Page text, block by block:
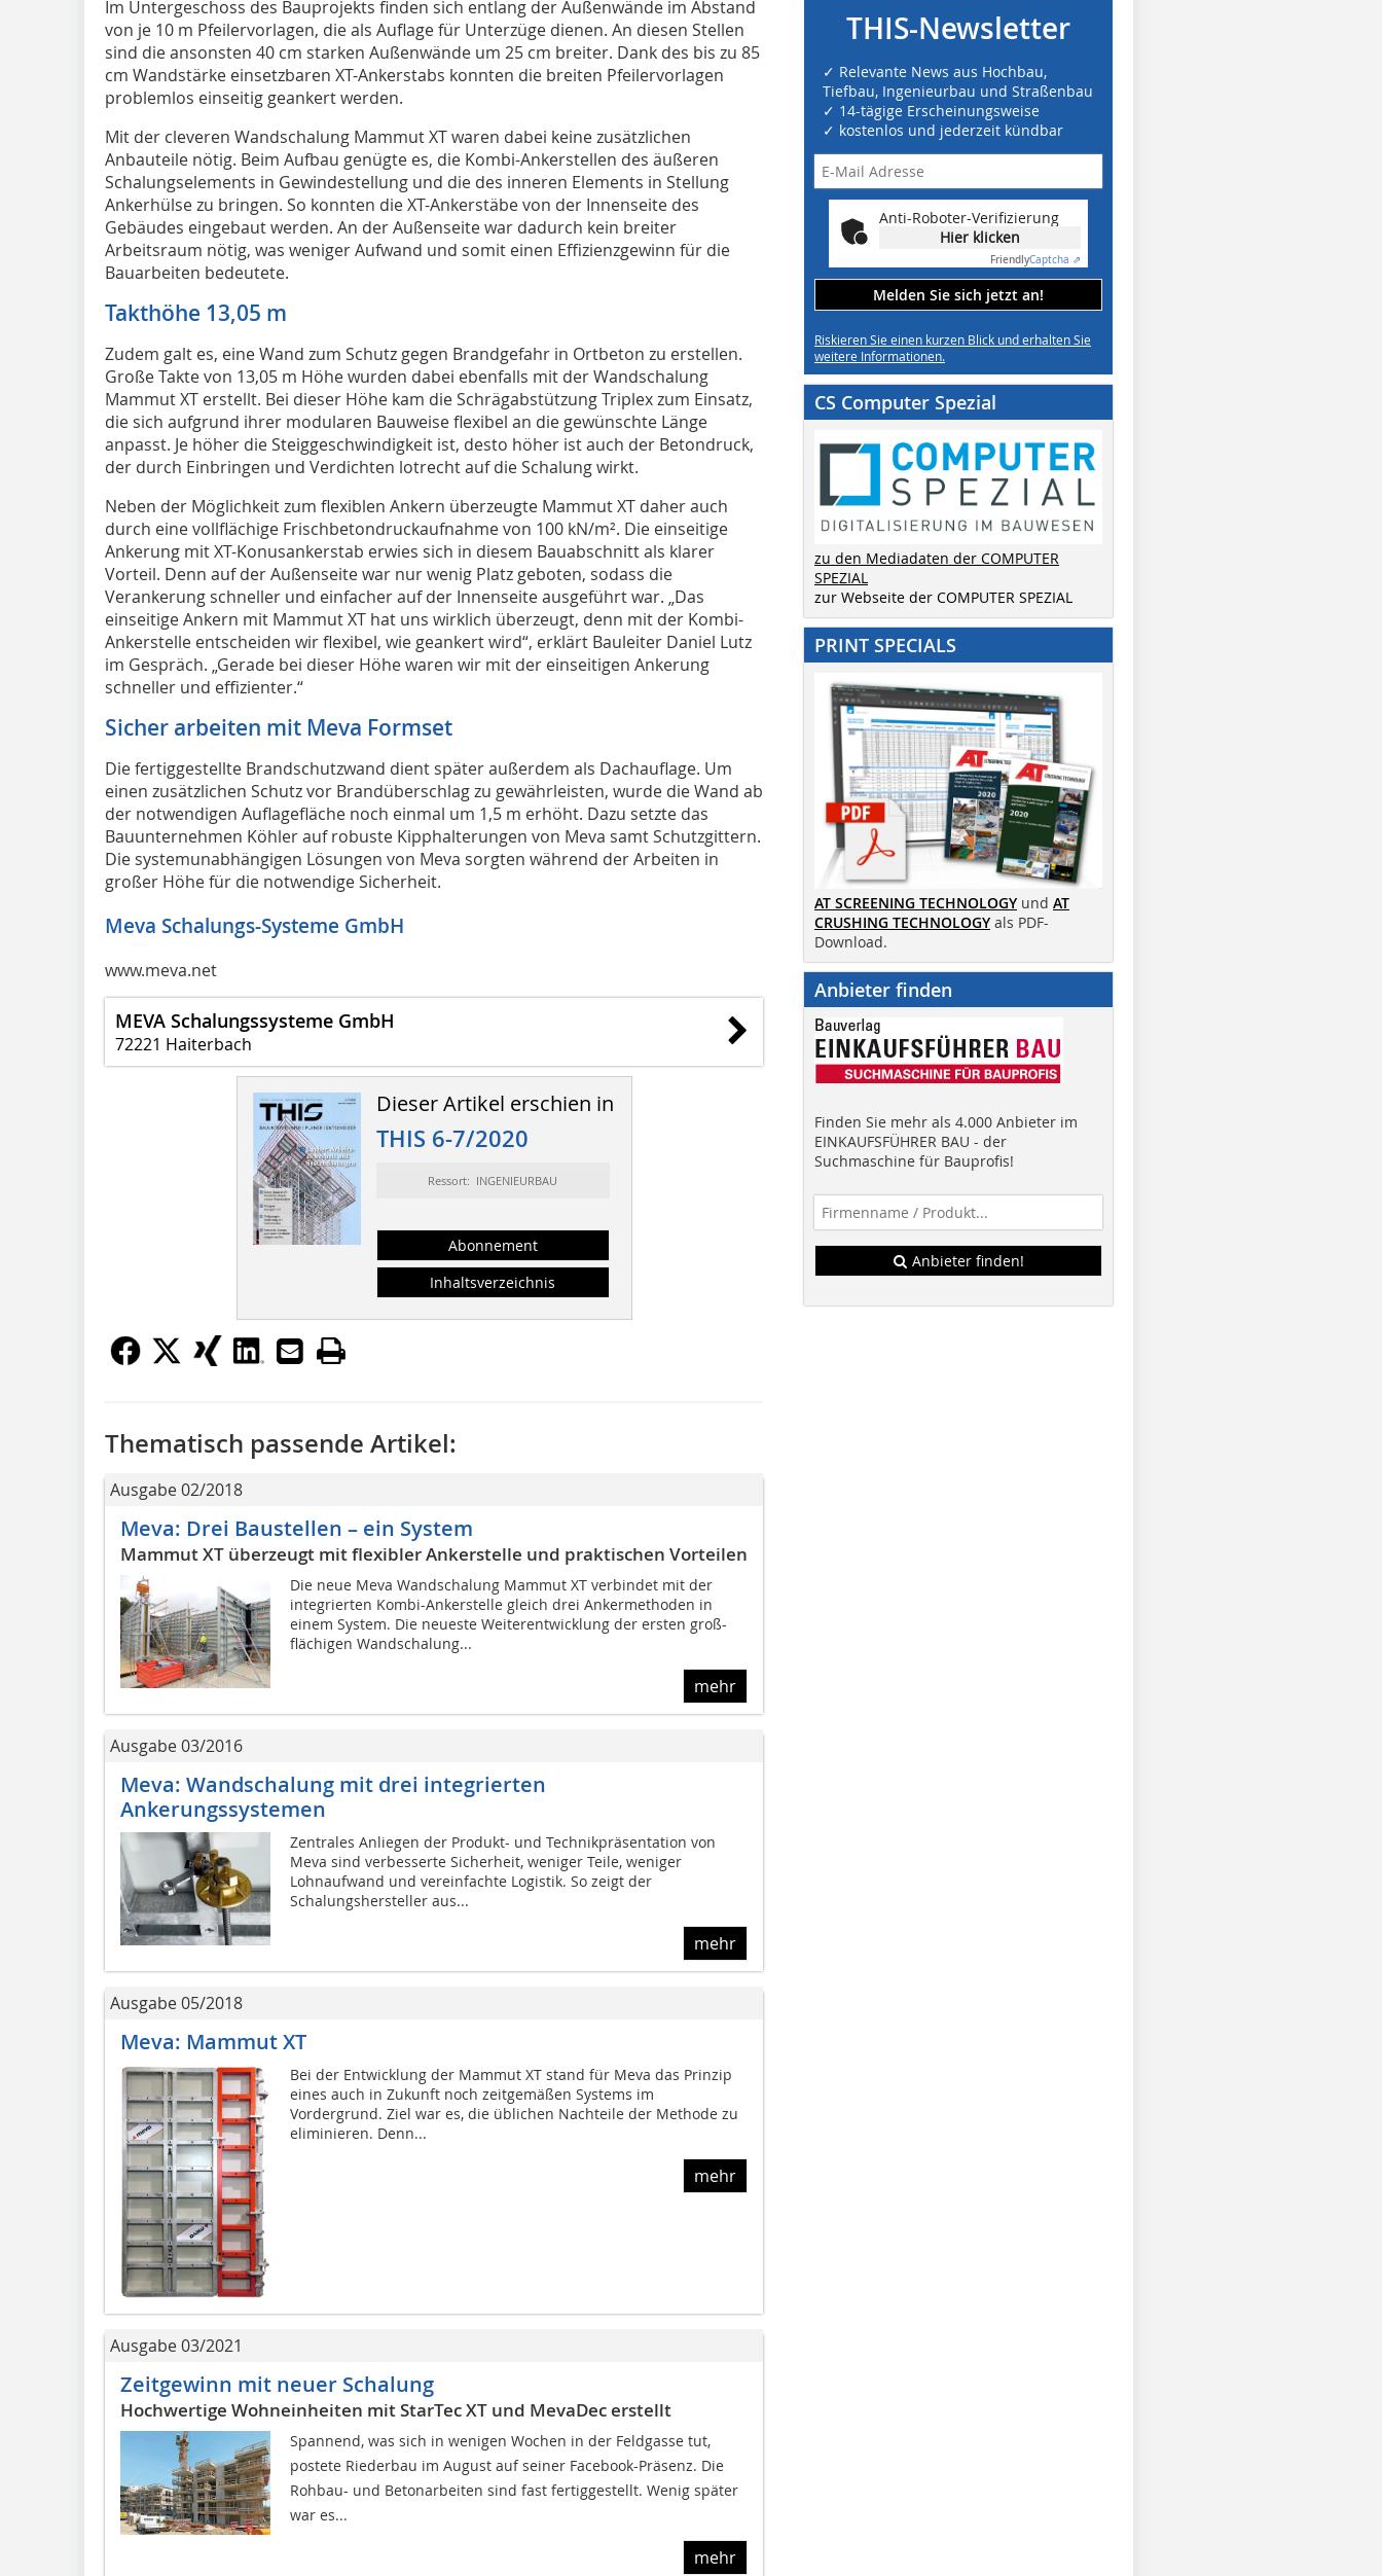
Im Untergeschoss des Bauprojekts finden sich entlang der Außenwände im Abstand
von je 10 m Pfeilervorlagen, die als Auflage für Unterzüge dienen. An diesen Stellen
sind die ansonsten 40 cm starken Außenwände um 25 cm breiter. Dank des bis zu 85
cm Wandstärke einsetzbaren XT-Ankerstabs konnten die breiten Pfeilervorlagen
problemlos einseitig geankert werden.
Mit der cleveren Wandschalung Mammut XT waren dabei keine zusätzlichen
Anbauteile nötig. Beim Aufbau genügte es, die Kombi-Ankerstellen des äußeren
Schalungselements in Gewindestellung und die des inneren Elements in Stellung
Ankerhülse zu bringen. So konnten die XT-Ankerstäbe von der Innenseite des
Gebäudes eingebaut werden. An der Außenseite war dadurch kein breiter
Arbeitsraum nötig, was weniger Aufwand und somit einen Effizienzgewinn für die
Bauarbeiten bedeutete.
Takthöhe 13,05 m
Zudem galt es, eine Wand zum Schutz gegen Brandgefahr in Ortbeton zu erstellen.
Große Takte von 13,05 m Höhe wurden dabei ebenfalls mit der Wandschalung
Mammut XT erstellt. Bei dieser Höhe kam die Schrägabstützung Triplex zum Einsatz,
die sich aufgrund ihrer modularen Bauweise flexibel an die gewünschte Länge
anpasst. Je höher die Steiggeschwindigkeit ist, desto höher ist auch der Betondruck,
der durch Einbringen und Verdichten lotrecht auf die Schalung wirkt.
Neben der Möglichkeit zum flexiblen Ankern überzeugte Mammut XT daher auch
durch eine vollflächige Frischbetondruckaufnahme von 100 kN/m². Die einseitige
Ankerung mit XT-Konusankerstab erwies sich in diesem Bauabschnitt als klarer
Vorteil. Denn auf der Außenseite war nur wenig Platz geboten, sodass die
Verankerung schneller und einfacher auf der Innenseite ausgeführt war. „Das
einseitige Ankern mit Mammut XT hat uns wirklich überzeugt, denn mit der Kombi-
Ankerstelle entscheiden wir flexibel, wie geankert wird“, erklärt Bauleiter Daniel Lutz
im Gespräch. „Gerade bei dieser Höhe waren wir mit der einseitigen Ankerung
schneller und effizienter.“
Sicher arbeiten mit Meva Formset
Die fertiggestellte Brandschutzwand dient später außerdem als Dachauflage. Um
einen zusätzlichen Schutz vor Brandüberschlag zu gewährleisten, wurde die Wand ab
der notwendigen Auflagefläche noch einmal um 1,5 m erhöht. Dazu setzte das
Bauunternehmen Köhler auf robuste Kipphalterungen von Meva samt Schutzgittern.
Die systemunabhängigen Lösungen von Meva sorgten während der Arbeiten in
großer Höhe für die notwendige Sicherheit.
Meva Schalungs-Systeme GmbH
www.meva.net
MEVA Schalungssysteme GmbH
72221 Haiterbach
Dieser Artikel erschien in
THIS 6-7/2020
Ressort: INGENIEURBAU
Abonnement
Inhaltsverzeichnis
Thematisch passende Artikel:
Ausgabe 02/2018
Meva: Drei Baustellen – ein System
Mammut XT überzeugt mit flexibler Ankerstelle und praktischen Vorteilen
Die neue Meva Wandschalung Mammut XT verbindet mit der
integrierten Kombi-Ankerstelle gleich drei Ankermethoden in
einem System. Die neueste Weiterentwicklung der ersten groß-
flächigen Wandschalung...
mehr
Ausgabe 03/2016
Meva: Wandschalung mit drei integrierten
Ankerungssystemen
Zentrales Anliegen der Produkt- und Technikpräsentation von
Meva sind verbesserte Sicherheit, weniger Teile, weniger
Lohnaufwand und vereinfachte Logistik. So zeigt der
Schalungshersteller aus...
mehr
Ausgabe 05/2018
Meva: Mammut XT
Bei der Entwicklung der Mammut XT stand für Meva das Prinzip
eines auch in Zukunft noch zeitgemäßen Systems im
Vordergrund. Ziel war es, die üblichen Nachteile der Methode zu
eliminieren. Denn...
mehr
Ausgabe 03/2021
Zeitgewinn mit neuer Schalung
Hochwertige Wohneinheiten mit StarTec XT und MevaDec erstellt
Spannend, was sich in wenigen Wochen in der Feldgasse tut,
postete Riederbau im August auf seiner Facebook-Präsenz. Die
Rohbau- und Betonarbeiten sind fast fertiggestellt. Wenig später
war es...
mehr
THIS-Newsletter
✓ Relevante News aus Hochbau,
Tiefbau, Ingenieurbau und Straßenbau
✓ 14-tägige Erscheinungsweise
✓ kostenlos und jederzeit kündbar
Anti-Roboter-Verifizierung
Hier klicken
FriendlyCaptcha ⇗
Melden Sie sich jetzt an!
Riskieren Sie einen kurzen Blick und erhalten Sie
weitere Informationen.
CS Computer Spezial
zu den Mediadaten der COMPUTER
SPEZIAL
zur Webseite der COMPUTER SPEZIAL
PRINT SPECIALS
AT SCREENING TECHNOLOGY und AT
CRUSHING TECHNOLOGY als PDF-
Download.
Anbieter finden
Finden Sie mehr als 4.000 Anbieter im
EINKAUFSFÜHRER BAU - der
Suchmaschine für Bauprofis!
Anbieter finden!